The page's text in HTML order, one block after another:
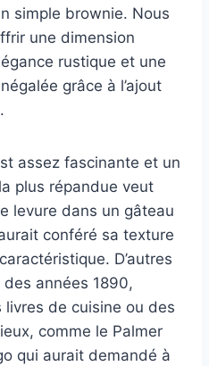
simple brownie. Nous
une dimension
rustique et une
grâce à l’ajout
assez fascinante et un
plus répandue veut
levure dans un gâteau
conféré sa texture
D’autres
années 1890,
de cuisine ou des
comme le Palmer
qui aurait demandé à